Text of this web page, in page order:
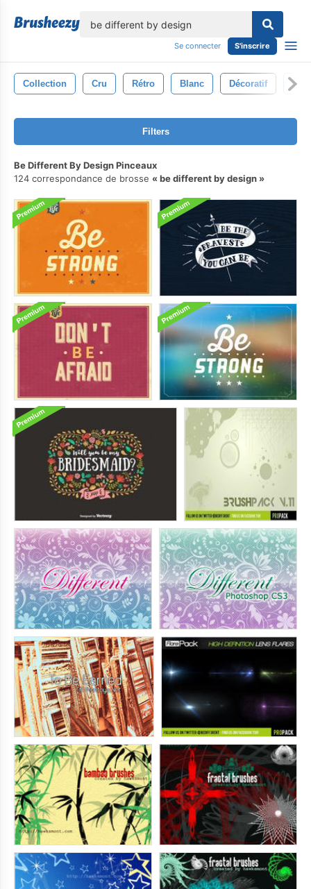
Se connecter S'inscrire
Collection Cru Rétro Blanc Décoratif
Filters
Be Different By Design Pinceaux
124 correspondance de brosse
be different by design